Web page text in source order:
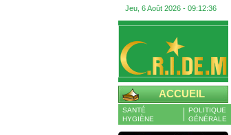
Jeu, 6 Août 2026 - 09:12:37
ACCUEIL
SANTÉ
HYGIÈNE
POLITIQUE
GÉNÉRALE